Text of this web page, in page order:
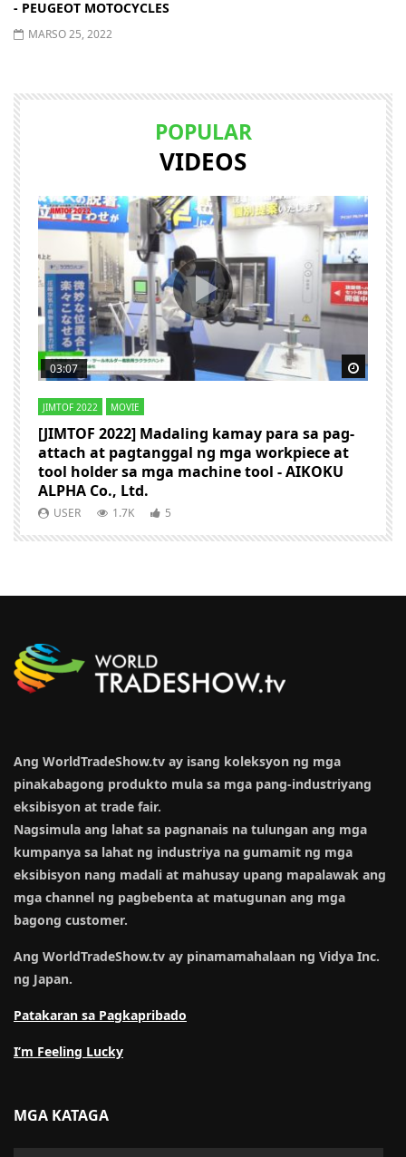
- PEUGEOT MOTOCYCLES
MARSO 25, 2022
POPULAR
VIDEOS
Watch Later Watch
03:07
JIMTOF 2022 MOVIE
[JIMTOF 2022] Madaling kamay para sa pag-
attach at pagtanggal ng mga workpiece at
tool holder sa mga machine tool - AIKOKU
ALPHA Co., Ltd.
USER 1.7K 5
Ang WorldTradeShow.tv ay isang koleksyon ng mga
pinakabagong produkto mula sa mga pang-industriyang
eksibisyon at trade fair.
Nagsimula ang lahat sa pagnanais na tulungan ang mga
kumpanya sa lahat ng industriya na gumamit ng mga
eksibisyon nang madali at mahusay upang mapalawak ang
mga channel ng pagbebenta at matugunan ang mga
bagong customer.
Ang WorldTradeShow.tv ay pinamamahalaan ng Vidya Inc.
ng Japan.
Patakaran sa Pagkapribado
I’m Feeling Lucky
MGA KATAGA